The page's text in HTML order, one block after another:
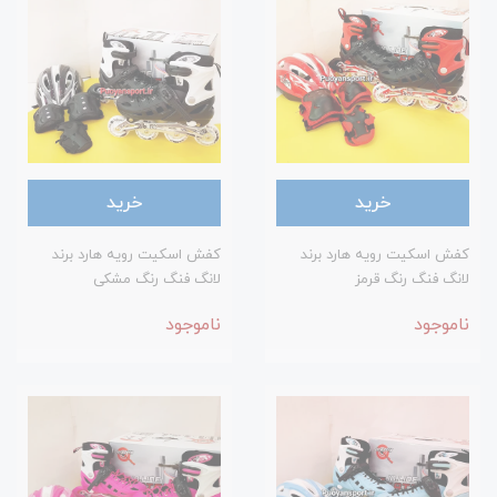
خرید
کفش اسکیت رویه هارد برند
لانگ فنگ رنگ قرمز
ناموجود
خرید
کفش اسکیت رویه هارد برند
لانگ فنگ رنگ مشکی
ناموجود